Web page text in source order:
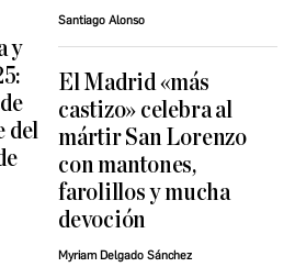
y
del
Santiago Alonso
El Madrid «más
castizo» celebra al
mártir San Lorenzo
con mantones,
farolillos y mucha
devoción
Myriam Delgado Sánchez